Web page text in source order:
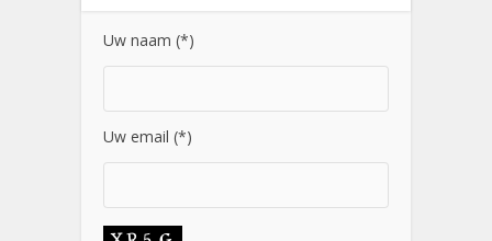
Uw naam (*)
Uw email (*)